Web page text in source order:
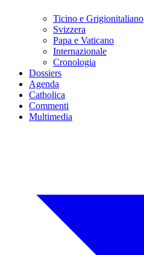
Ticino e Grigionitaliano
Svizzera
Papa e Vaticano
Internazionale
Cronologia
Dossiers
Agenda
Catholica
Commenti
Multimedia